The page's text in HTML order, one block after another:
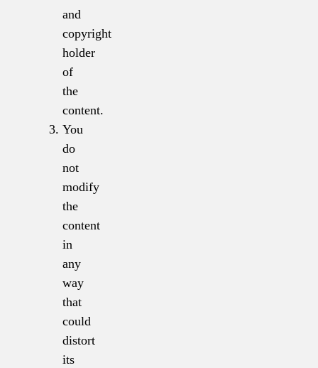
and
copyright
holder
of
the
content.
You
do
not
modify
the
content
in
any
way
that
could
distort
its